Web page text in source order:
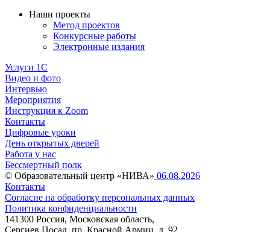
Наши проекты
Метод проектов
Конкурсные работы
Электронные издания
Услуги 1C
Видео и фото
Интервью
Мероприятия
Инструкция к Zoom
Контакты
Цифровые уроки
День открытых дверей
Работа у нас
Бессмертный полк
© Образовательный центр «НИВА» 06.08.2026
Контакты
Согласие на обработку персональных данных
Политика конфиденциальности
141300 Россия, Московская область,